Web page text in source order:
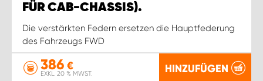
FÜR CAB-CHASSIS).
Die verstärkten Federn ersetzen die Hauptfederung
des Fahrzeugs FWD
386 €
EXKL. 20 % MWST. HINZUFÜGEN